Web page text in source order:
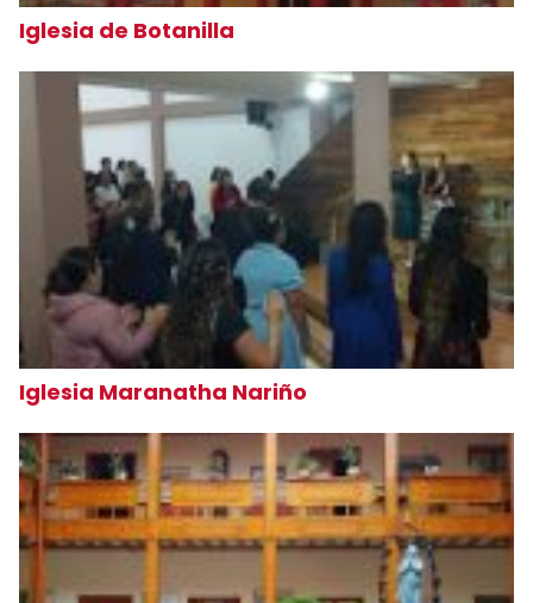
Iglesia de Botanilla
Iglesia Maranatha Nariño